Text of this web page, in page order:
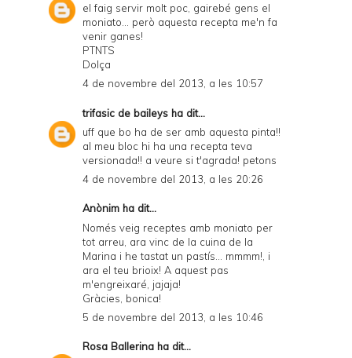
el faig servir molt poc, gairebé gens el
moniato... però aquesta recepta me'n fa
venir ganes!
PTNTS
Dolça
4 de novembre del 2013, a les 10:57
trifasic de baileys ha dit...
uff que bo ha de ser amb aquesta pinta!!
al meu bloc hi ha una recepta teva
versionada!! a veure si t'agrada! petons
4 de novembre del 2013, a les 20:26
Anònim ha dit...
Només veig receptes amb moniato per
tot arreu, ara vinc de la cuina de la
Marina i he tastat un pastís... mmmm!, i
ara el teu brioix! A aquest pas
m'engreixaré, jajaja!
Gràcies, bonica!
5 de novembre del 2013, a les 10:46
Rosa Ballerina ha dit...